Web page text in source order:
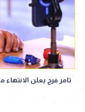
تامر فرج يعلن